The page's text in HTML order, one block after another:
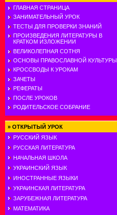
ГЛАВНАЯ СТРАНИЦА
ЗАНИМАТЕЛЬНЫЙ УРОК
ТЕСТЫ ДЛЯ ПРОВЕРКИ ЗНАНИЙ
ПРОИЗВЕДЕНИЯ ЛИТЕРАТУРЫ В
КРАТКОМ ИЗЛОЖЕНИИ
ВЕЛИКОЛЕПНАЯ СОТНЯ
ОСНОВЫ ПРАВОСЛАВНОЙ КУЛЬТУРЫ
КРОССВОДЫ К УРОКАМ
ЗАЧЕТЫ
РЕФЕРАТЫ
ПОСЛЕ УРОКОВ
РОДИТЕЛЬСКОЕ СОБРАНИЕ
» ОТКРЫТЫЙ УРОК
РУССКИЙ ЯЗЫК
РУССКАЯ ЛИТЕРАТУРА
НАЧАЛЬНАЯ ШКОЛА
УКРАИНСКИЙ ЯЗЫК
ИНОСТРАННЫЕ ЯЗЫКИ
УКРАИНСКАЯ ЛИТЕРАТУРА
ЗАРУБЕЖНАЯ ЛИТЕРАТУРА
МАТЕМАТИКА